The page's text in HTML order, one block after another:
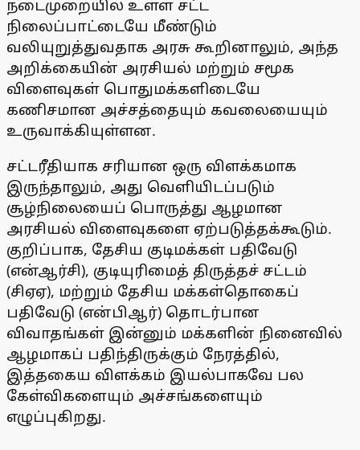
நடைமுறையில் உள்ள சட்ட
நிலைப்பாட்டையே மீண்டும்
வலியுறுத்துவதாக அரசு கூறினாலும், அந்த
அறிக்கையின் அரசியல் மற்றும் சமூக
விளைவுகள் பொதுமக்களிடையே
கணிசமான அச்சத்தையும் கவலையையும்
உருவாக்கியுள்ளன.
சட்டரீதியாக சரியான ஒரு விளக்கமாக
இருந்தாலும், அது வெளியிடப்படும்
சூழ்நிலையைப் பொருத்து ஆழமான
அரசியல் விளைவுகளை ஏற்படுத்தக்கூடும்.
குறிப்பாக, தேசிய குடிமக்கள் பதிவேடு
(என்ஆர்சி), குடியுரிமைத் திருத்தச் சட்டம்
(சிஏஏ), மற்றும் தேசிய மக்கள்தொகைப்
பதிவேடு (என்பிஆர்) தொடர்பான
விவாதங்கள் இன்னும் மக்களின் நினைவில்
ஆழமாகப் பதிந்திருக்கும் நேரத்தில்,
இத்தகைய விளக்கம் இயல்பாகவே பல
கேள்விகளையும் அச்சங்களையும்
எழுப்புகிறது.